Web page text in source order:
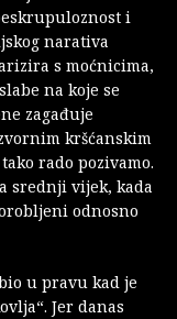
i
narativa
s moćnicima,
na koje se
zagađuje
kršćanskim
rado pozivamo.
srednji vijek, kada
odnosno
u pravu kad je
Jer danas